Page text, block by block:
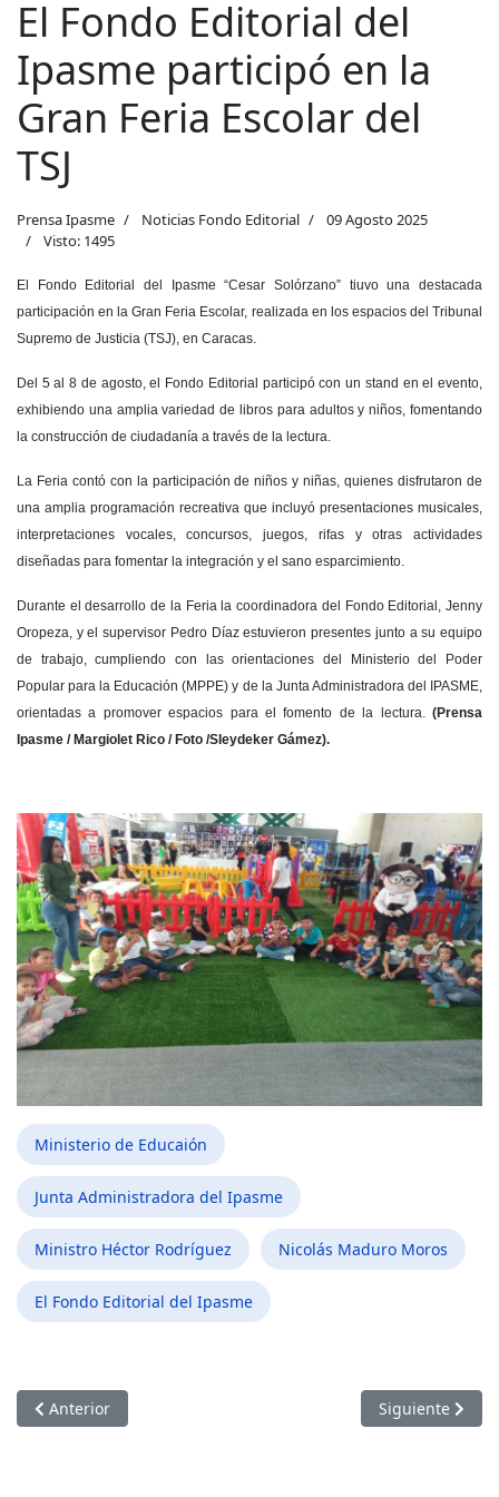
El Fondo Editorial del
Ipasme participó en la
Gran Feria Escolar del
TSJ
Prensa Ipasme Noticias Fondo Editorial
09 Agosto 2025
Visto: 1495
El Fondo Editorial del Ipasme “Cesar Solórzano” tiuvo una destacada
participación en la Gran Feria Escolar, realizada en los espacios del Tribunal
Supremo de Justicia (TSJ), en Caracas.
Del 5 al 8 de agosto, el Fondo Editorial participó con un stand en el evento,
exhibiendo una amplia variedad de libros para adultos y niños, fomentando
la construcción de ciudadanía a través de la lectura.
La Feria contó con la participación de niños y niñas, quienes disfrutaron de
una amplia programación recreativa que incluyó presentaciones musicales,
interpretaciones vocales, concursos, juegos, rifas y otras actividades
diseñadas para fomentar la integración y el sano esparcimiento.
Durante el desarrollo de la Feria la coordinadora del Fondo Editorial, Jenny
Oropeza, y el supervisor Pedro Díaz estuvieron presentes junto a su equipo
de trabajo, cumpliendo con las orientaciones del Ministerio del Poder
Popular para la Educación (MPPE) y de la Junta Administradora del IPASME,
orientadas a promover espacios para el fomento de la lectura. (Prensa
Ipasme / Margiolet Rico / Foto /Sleydeker Gámez).
Ministerio de Educaión
Junta Administradora del Ipasme
Ministro Héctor Rodríguez Nicolás Maduro Moros
El Fondo Editorial del Ipasme
Artículo anterior: 40 años del Fondo Editorial Ipasme:
Anterior Artículo
Siguiente